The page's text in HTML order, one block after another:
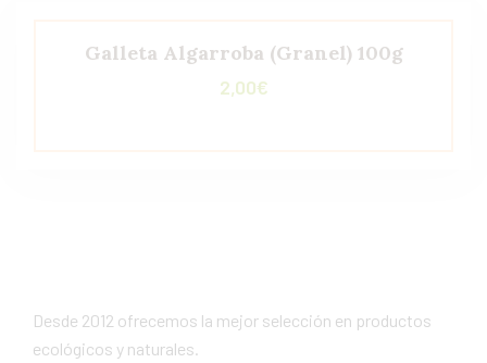
Galleta Algarroba (Granel) 100g
2,00€
Desde 2012 ofrecemos la mejor selección en productos
ecológicos y naturales.